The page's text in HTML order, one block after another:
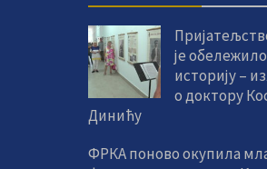
је обележило
историју –
о доктору
Динићу
ФРКА поново окупила